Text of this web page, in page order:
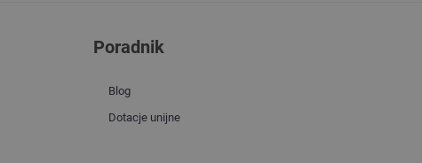
Poradnik
Blog
Dotacje unijne